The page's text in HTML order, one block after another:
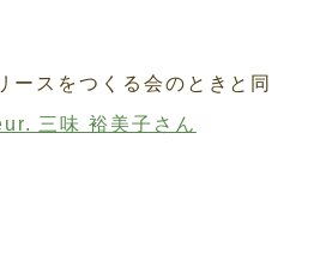
ースをつくる会のときと同
三味 裕美子さん